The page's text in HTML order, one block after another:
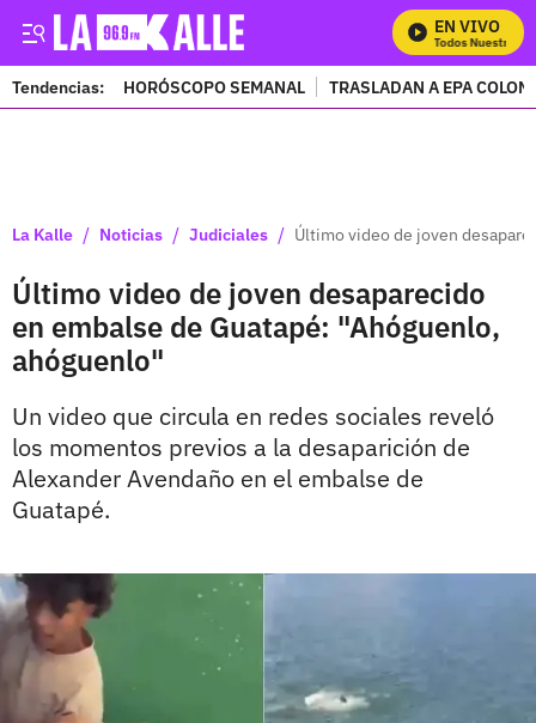
EN VIVO
Mira Todos Nuestros
Tendencias: HORÓSCOPO SEMANAL TRASLADAN A EPA
La Kalle / Noticias / Judiciales / Último video de joven
Último video de joven desaparecido
en embalse de Guatapé: "Ahóguenlo,
ahóguenlo"
Un video que circula en redes sociales reveló
los momentos previos a la desaparición de
Alexander Avendaño en el embalse de
Guatapé.